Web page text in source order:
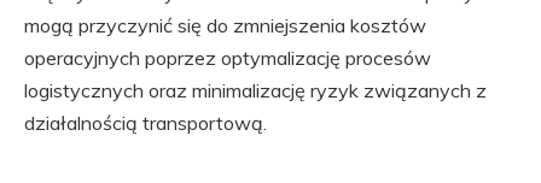
mogą przyczynić się do zmniejszenia kosztów
operacyjnych poprzez optymalizację procesów
logistycznych oraz minimalizację ryzyk związanych z
działalnością transportową.